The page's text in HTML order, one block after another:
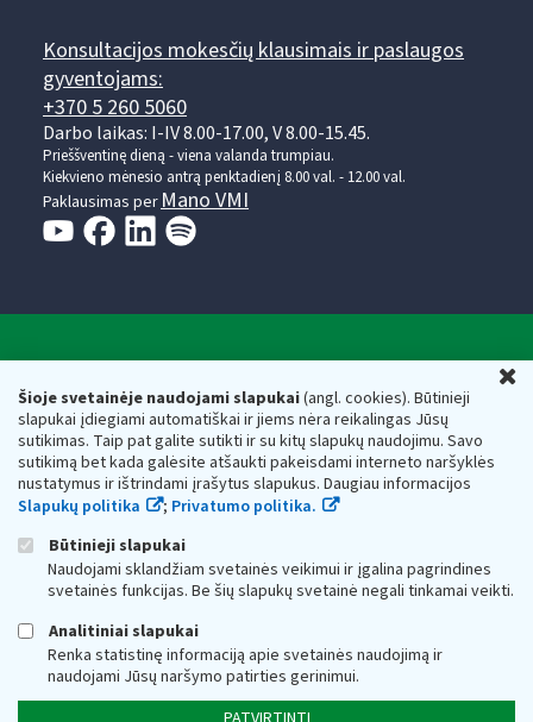
Šioje svetainėje naudojami slapukai(angl. cookies). Būtinieji
slapukai įdiegiami automatiškai ir jiems nėra reikalingas Jūsų
sutikimas. Taip pat galite sutikti ir su kitų slapukų naudojimu. Savo
sutikimą bet kada galėsite atšaukti pakeisdami interneto naršyklės
nustatymus ir ištrindami įrašytus slapukus. Daugiau informacijos
Slapukų politika
; Privatumo politika.
Būtinieji slapukai
Naudojami sklandžiam svetainės veikimui ir įgalina pagrindines
svetainės funkcijas. Be šių slapukų svetainė negali tinkamai veikti.
Analitiniai slapukai
Renka statistinę informaciją apie svetainės naudojimą ir
naudojami Jūsų naršymo patirties gerinimui.
Konsultacijos mokesčių klausimais ir paslaugos
gyventojams:
+370 5 260 5060
Darbo laikas: I-IV 8.00-17.00, V 8.00-15.45.
Prieššventinę dieną - viena valanda trumpiau.
Kiekvieno mėnesio antrą penktadienį 8.00 val. - 12.00 val.
Paklausimas per Mano VMI
Respublikos finansų ministerijos
Biudžetinė įstaiga. Juridinio asmens kodas — 188659752,
adresas: Vasario 16-osios g. 14, 01107 Vilnius, Lietuva, el.paštas:
vmi@vmi.lt, E. pristatymo dėžutės adresas 188659752
Duomenys apie Valstybinę mokesčių inspekciją prie Lietuvos
Respublikos finansų ministerijos kaupiami ir saugomi Juridinių